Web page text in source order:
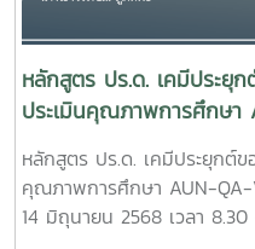
หลักสูตร ปร.ด. เคมีประยุ
ประเมินคุณภาพการศึกษา
2567
หลักสูตร ปร.ด. เคมีประยุกต์
คุณภาพการศึกษา AUN-QA-
14 มิถุนายน 2568 เวลา